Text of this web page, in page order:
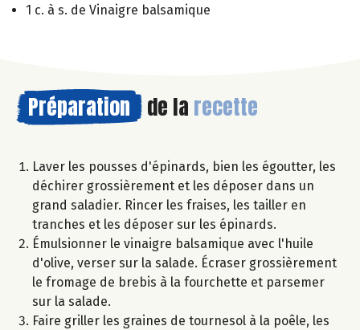
1 c. à s. de Vinaigre balsamique
Préparation de la recette
Laver les pousses d'épinards, bien les égoutter, les
déchirer grossièrement et les déposer dans un
grand saladier. Rincer les fraises, les tailler en
tranches et les déposer sur les épinards.
Émulsionner le vinaigre balsamique avec l'huile
d'olive, verser sur la salade. Écraser grossièrement
le fromage de brebis à la fourchette et parsemer
sur la salade.
Faire griller les graines de tournesol à la poêle, les